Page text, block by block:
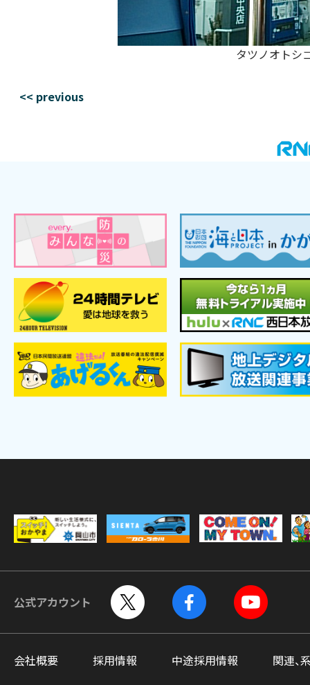
タツノオト
<< previous
公式アカウント
会社概要 採用情報 中途採用情報 関連、